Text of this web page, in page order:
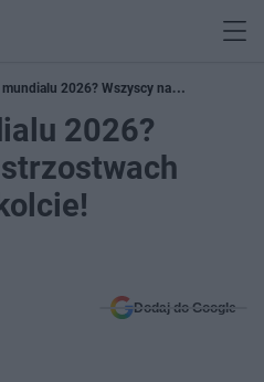
2026? Wszyscy na
2026?
Dodaj do Google